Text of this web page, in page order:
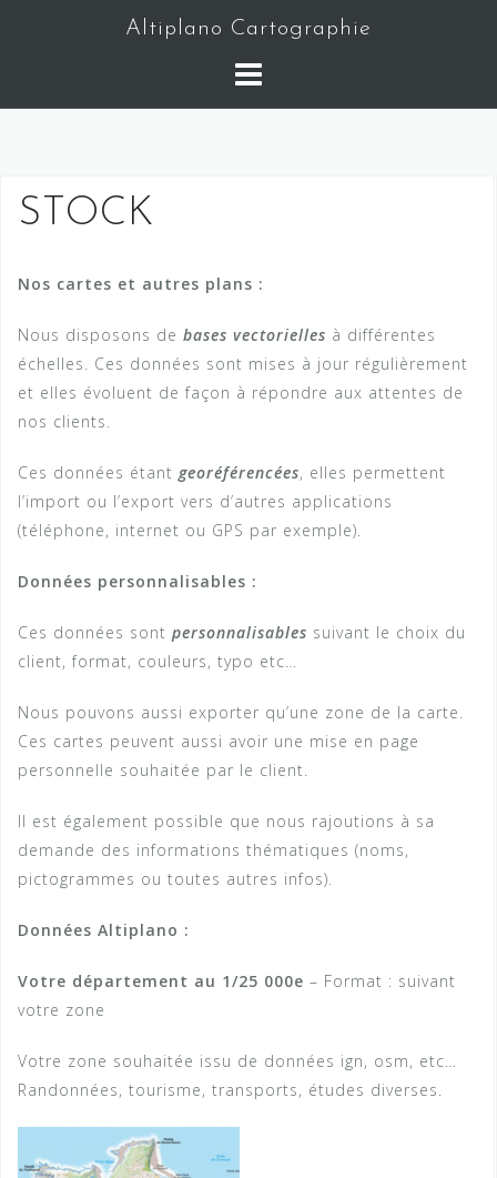
Altiplano Cartographie
STOCK
Nos cartes et autres plans :
Nous disposons de bases vectorielles à différentes
échelles. Ces données sont mises à jour régulièrement
et elles évoluent de façon à répondre aux attentes de
nos clients.
Ces données étant georéférencées, elles permettent
l’import ou l’export vers d’autres applications
(téléphone, internet ou GPS par exemple).
Données personnalisables :
Ces données sont personnalisables suivant le choix du
client, format, couleurs, typo etc…
Nous pouvons aussi exporter qu’une zone de la carte.
Ces cartes peuvent aussi avoir une mise en page
personnelle souhaitée par le client.
Il est également possible que nous rajoutions à sa
demande des informations thématiques (noms,
pictogrammes ou toutes autres infos).
Données Altiplano :
Votre département au 1/25 000e – Format : suivant
votre zone
Votre zone souhaitée issu de données ign, osm, etc…
Randonnées, tourisme, transports, études diverses.